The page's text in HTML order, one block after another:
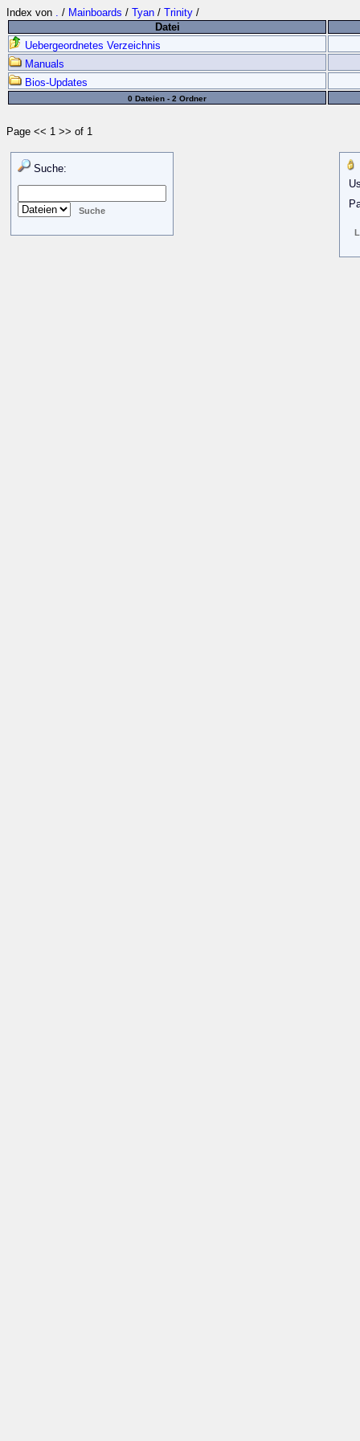
Index von . / Mainboards / Tyan / Trinity /
Datei
Uebergeordnetes Verzeichnis
Manuals
Bios-Updates
0 Dateien - 2 Ordner
Page << 1 >> of 1
Suche: